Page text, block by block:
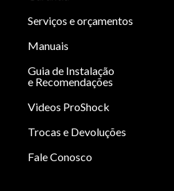
Serviços e orçamentos
Manuais
Guia de Instalação
e Recomendações
Videos ProShock
Trocas e Devoluções
Fale Conosco